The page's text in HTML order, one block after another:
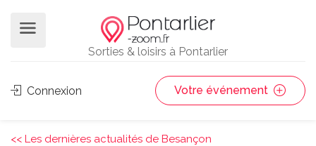
Sorties & loisirs à Pontarlier
Connexion Votre événement
<< Les dernières actualités de Besançon